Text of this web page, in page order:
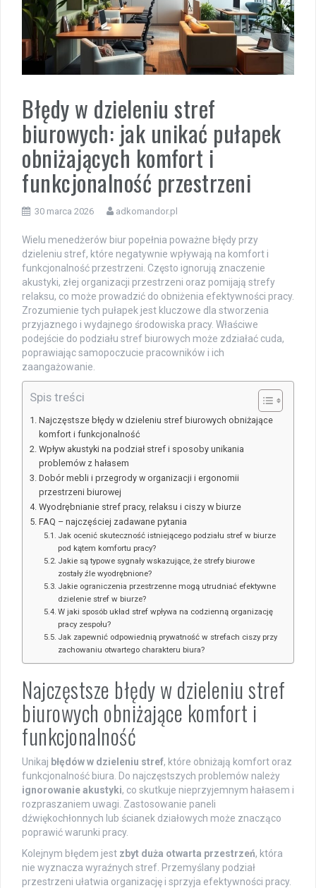
Błędy w dzieleniu stref
biurowych: jak unikać pułapek
obniżających komfort i
funkcjonalność przestrzeni
30 marca 2026 adkomandor.pl
Wielu menedżerów biur popełnia poważne błędy przy
dzieleniu stref, które negatywnie wpływają na komfort i
funkcjonalność przestrzeni. Często ignorują znaczenie
akustyki, złej organizacji przestrzeni oraz pomijają strefy
relaksu, co może prowadzić do obniżenia efektywności pracy.
Zrozumienie tych pułapek jest kluczowe dla stworzenia
przyjaznego i wydajnego środowiska pracy. Właściwe
podejście do podziału stref biurowych może zdziałać cuda,
poprawiając samopoczucie pracowników i ich
zaangażowanie.
Spis treści
Najczęstsze błędy w dzieleniu stref biurowych obniżające
komfort i funkcjonalność
Wpływ akustyki na podział stref i sposoby unikania
problemów z hałasem
Dobór mebli i przegrody w organizacji i ergonomii
przestrzeni biurowej
Wyodrębnianie stref pracy, relaksu i ciszy w biurze
FAQ – najczęściej zadawane pytania
Jak ocenić skuteczność istniejącego podziału stref w biurze
pod kątem komfortu pracy?
Jakie są typowe sygnały wskazujące, że strefy biurowe
zostały źle wyodrębnione?
Jakie ograniczenia przestrzenne mogą utrudniać efektywne
dzielenie stref w biurze?
W jaki sposób układ stref wpływa na codzienną organizację
pracy zespołu?
Jak zapewnić odpowiednią prywatność w strefach ciszy przy
zachowaniu otwartego charakteru biura?
Najczęstsze błędy w dzieleniu stref
biurowych obniżające komfort i
funkcjonalność
Unikaj błędów w dzieleniu stref, które obniżają komfort oraz
funkcjonalność biura. Do najczęstszych problemów należy
ignorowanie akustyki, co skutkuje nieprzyjemnym hałasem i
rozpraszaniem uwagi. Zastosowanie paneli
dźwiękochłonnych lub ścianek działowych może znacząco
poprawić warunki pracy.
Kolejnym błędem jest zbyt duża otwarta przestrzeń, która
nie wyznacza wyraźnych stref. Przemyślany podział
przestrzeni ułatwia organizację i sprzyja efektywności pracy.